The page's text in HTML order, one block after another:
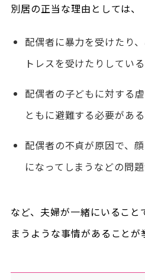
別居の正当な理由としては、
配偶者に暴力を受けたり
トレスを受けたりしている
配偶者の子どもに対する
ともに避難する必要がある
配偶者の不貞が原因で、
になってしまうなどの問
など、夫婦が一緒にいるこ
まうような事情があることが